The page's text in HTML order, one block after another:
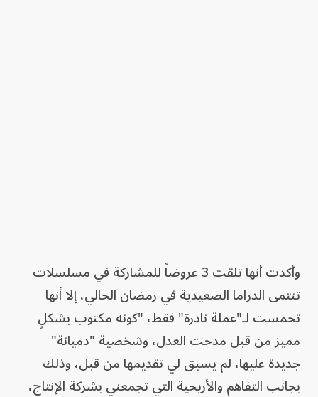
وأكدت أنها تلقت 3 عروضاً للمشاركة في مسلسلات
تنتمى الدراما الصعيدية في رمضان الحالي، إلا أنها
تحمست لـ"عملة نادرة" فقط، "كونه مكتوب بشكلٍ
مميز من قبل مدحت العدل، وشخصية "دميانة"
جديدة عليها، لم يسبق لي تقديمها من قبل، وذلك
بجانب التفاهم والأريحية التي تجمعني بشركة الإنتاج،